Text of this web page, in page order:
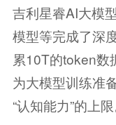
吉利星睿AI大模
模型等完成了深
累10T的token数
为大模型训练准
“认知能力”的上限